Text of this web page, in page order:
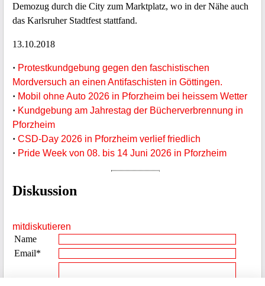
Demozug durch die City zum Marktplatz, wo in der Nähe auch
das Karlsruher Stadtfest stattfand.
13.10.2018
· Protestkundgebung gegen den faschistischen
Mordversuch an einen Antifaschisten in Göttingen.
· Mobil ohne Auto 2026 in Pforzheim bei heissem Wetter
· Kundgebung am Jahrestag der Bücherverbrennung in
Pforzheim
· CSD-Day 2026 in Pforzheim verlief friedlich
· Pride Week von 08. bis 14 Juni 2026 in Pforzheim
Diskussion
mitdiskutieren
Name
Email*